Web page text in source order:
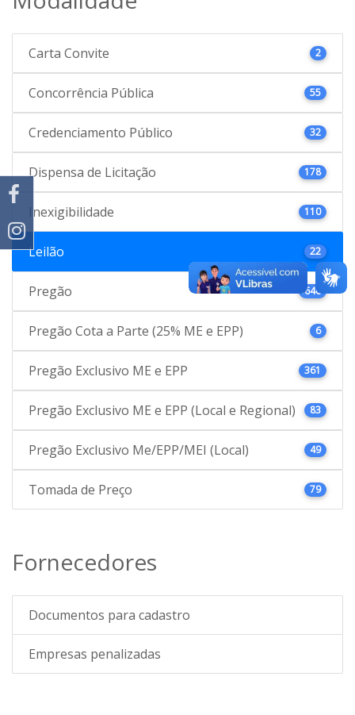
Carta Convite 2
Concorrência Pública 55
Credenciamento Público 32
Dispensa de Licitação 178
Inexigibilidade 110
Leilão 22
Pregão 646
Pregão Cota a Parte (25% ME e EPP) 6
Pregão Exclusivo ME e EPP 361
Pregão Exclusivo ME e EPP (Local e Regional) 83
Pregão Exclusivo Me/EPP/MEI (Local) 49
Tomada de Preço 79
Fornecedores
Documentos para cadastro
Empresas penalizadas